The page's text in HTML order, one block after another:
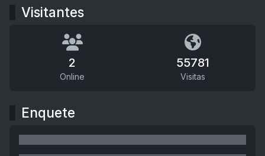
Visitantes
2
Online
55781
Visitas
Enquete